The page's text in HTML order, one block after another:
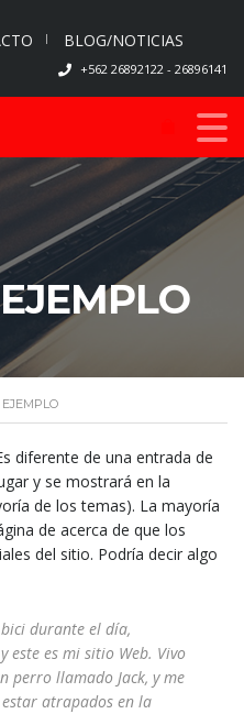
BLOG/NOTICIAS
+562 26892122 - 26896141
diferente de una entrada de
y se mostrará en la
de los temas). La mayoría
de acerca de que los
del sitio. Podría decir algo
durante el día,
este es mi sitio Web. Vivo
perro llamado Jack, y me
atrapados en la